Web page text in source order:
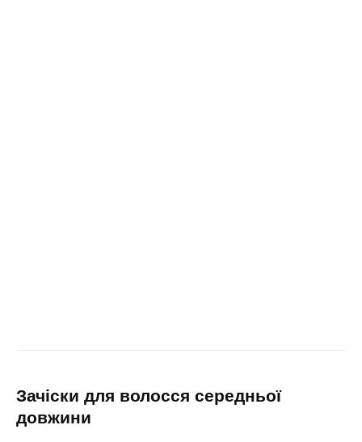
зачіски для волосся середньої
довжини